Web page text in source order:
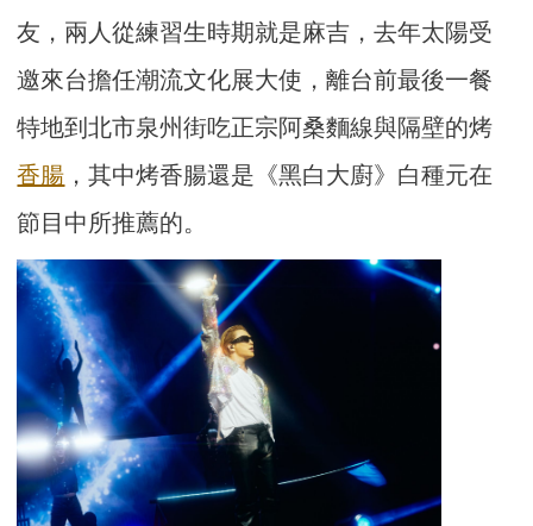
友，兩人從練習生時期就是麻吉，去年太陽受
邀來台擔任潮流文化展大使，離台前最後一餐
特地到北市泉州街吃正宗阿桑麵線與隔壁的烤
香腸 ，其中烤香腸還是《黑白大廚》白種元在
節目中所推薦的。